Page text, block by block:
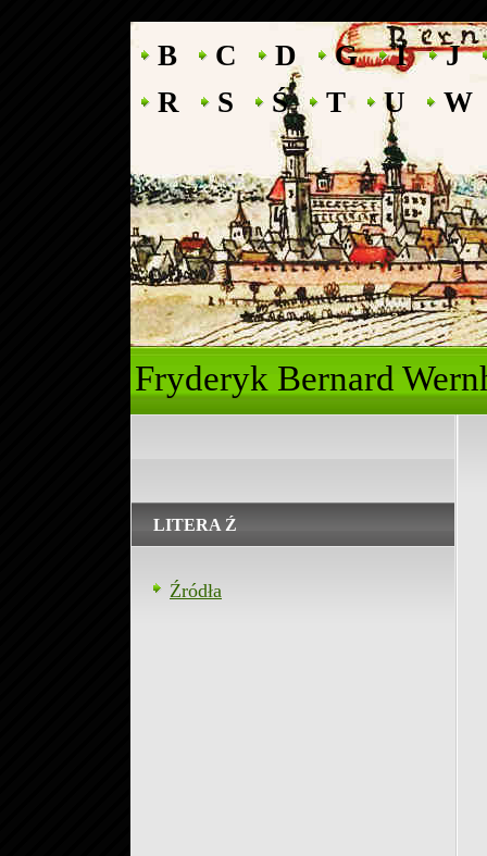
B C D G I
J
R
S Ś T U W
Fryderyk
LITERA Ź
Źródła